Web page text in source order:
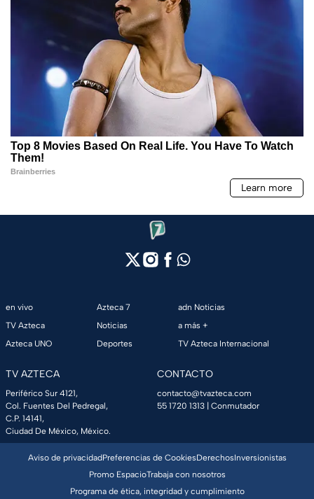
en vivo
TV Azteca
Azteca UNO
Azteca 7
Noticias
Deportes
adn Noticias
a más +
TV Azteca Internacional
TV AZTECA
Periférico Sur 4121,
Col. Fuentes Del Pedregal,
C.P. 14141,
Ciudad De México, México.
CONTACTO
contacto@tvazteca.com
55 1720 1313 | Conmutador
Aviso de privacidadPreferencias de CookiesDerechosInversionistas
Promo EspacioTrabaja con nosotros
Programa de ética, integridad y cumplimiento